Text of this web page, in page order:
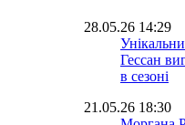
28.05.26 14:29
Гессан
в сезоні
21.05.26 18:30